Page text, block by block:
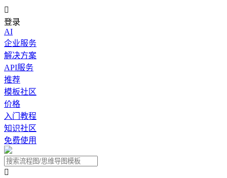

登录
AI
企业服务
解决方案
API服务
推荐
模板社区
价格
入门教程
知识社区
免费使用
